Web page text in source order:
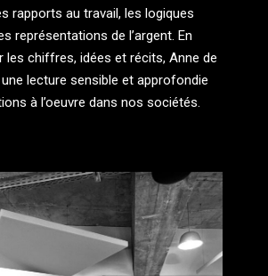
rapports au travail, les logiques
représentations de l’argent. En
les chiffres, idées et récits, Anne de
lecture sensible et approfondie
à l’oeuvre dans nos sociétés.